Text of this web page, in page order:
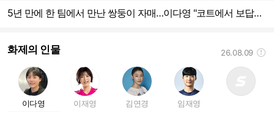
5년 만에 한 팀에서 만난 쌍둥이 자매…이다영 "코트에서 보답하겠다"
화제의 인물 26.08.09
이다영 이재영 김연경 임재영